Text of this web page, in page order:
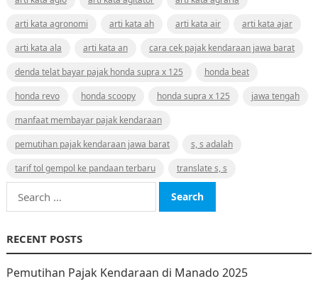
arti kata agronomi
arti kata ah arti kata air
arti kata ajar
arti kata ala
arti kata an
cara cek pajak kendaraan jawa barat
denda telat bayar pajak honda supra x 125
honda beat
honda revo
honda scoopy honda supra x 125
jawa tengah
manfaat membayar pajak kendaraan
pemutihan pajak kendaraan jawa barat
s, s adalah
tarif tol gempol ke pandaan terbaru
translate s, s
Search
for:
RECENT POSTS
Pemutihan Pajak Kendaraan di Manado 2025